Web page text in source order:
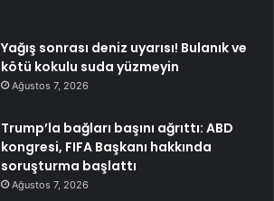
Yağış sonrası deniz uyarısı! Bulanık ve
kötü kokulu suda yüzmeyin
Ağustos 7, 2026
Trump’la bağları başını ağrıttı: ABD
kongresi, FIFA Başkanı hakkında
soruşturma başlattı
Ağustos 7, 2026